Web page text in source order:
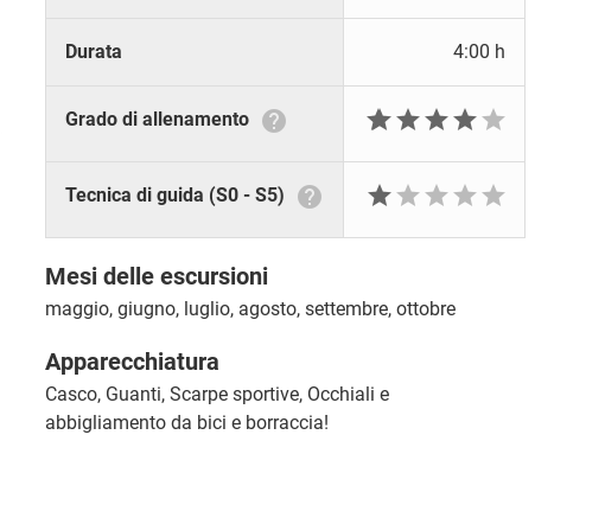
Durata 4:00 h
Grado di allenamento  

Tecnica di guida (S0 - S5)  
Mesi delle escursioni
maggio, giugno, luglio, agosto, settembre, ottobre
Apparecchiatura
Casco, Guanti, Scarpe sportive, Occhiali e
abbigliamento da bici e borraccia!